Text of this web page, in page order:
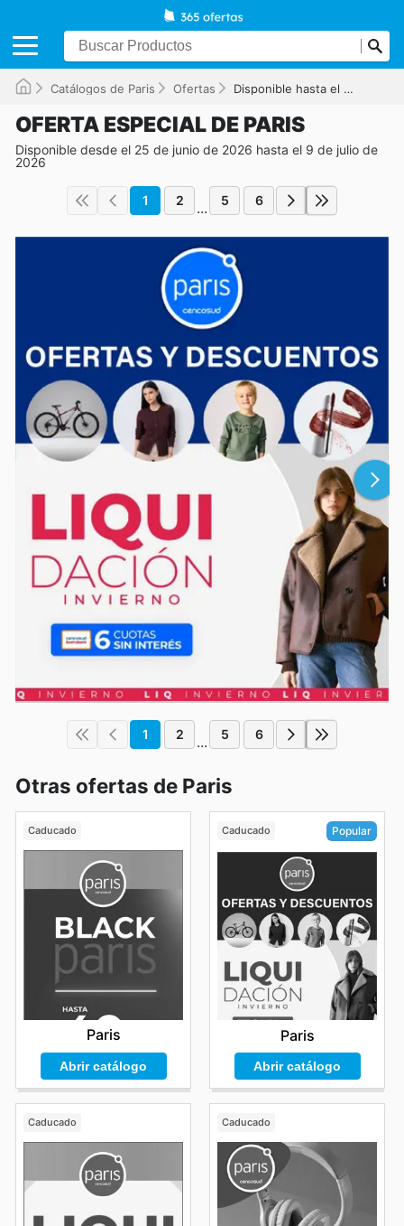
Catálogos de Paris Ofertas Disponible hasta el 09-07-2026
OFERTA ESPECIAL DE PARIS
Disponible desde el 25 de junio de 2026 hasta el 9 de julio de
2026
1 2 ... 5 6
1 2 ... 5 6
Otras ofertas de Paris
Caducado
Paris
Abrir catálogo
Caducado Popular
Paris
Abrir catálogo
Caducado Caducado